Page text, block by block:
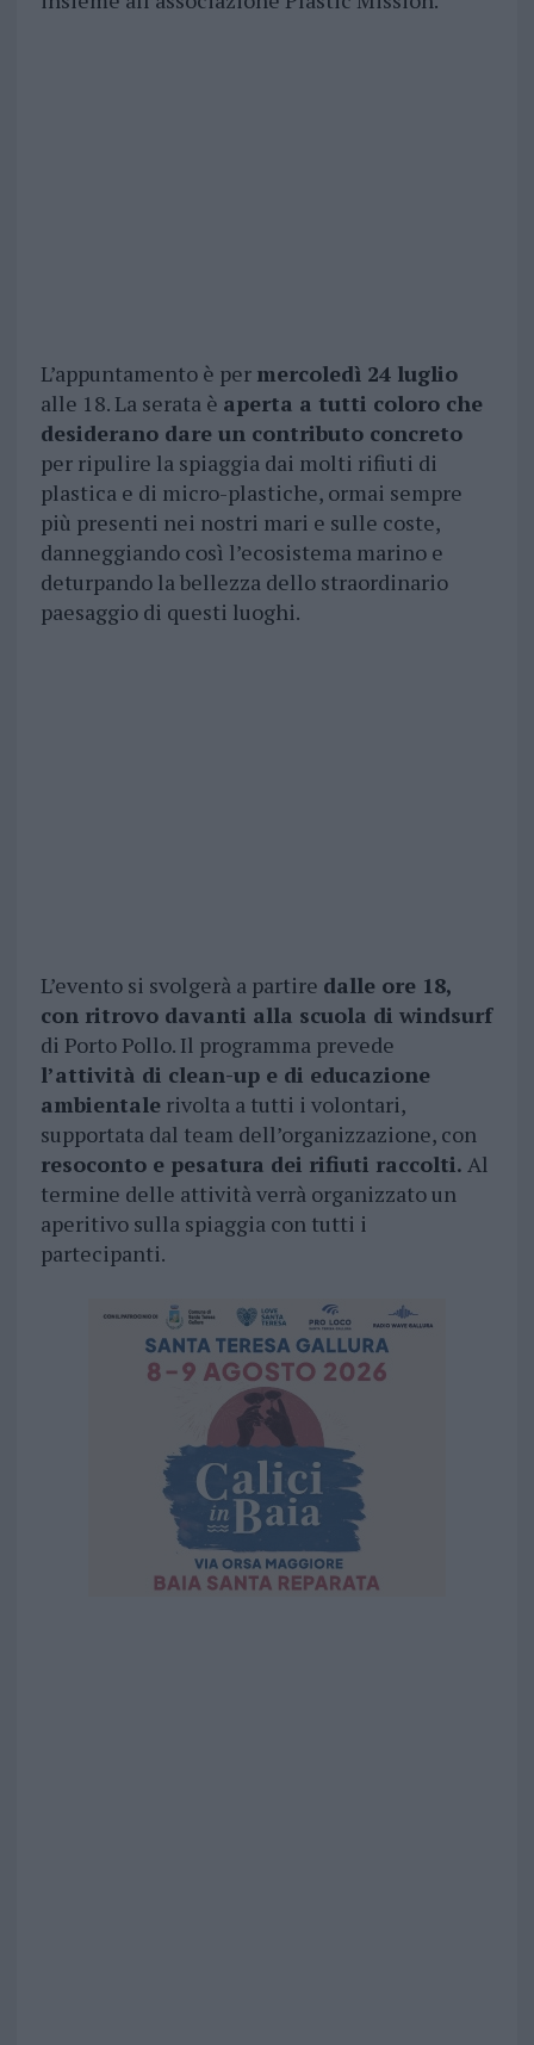
L’appuntamento è per mercoledì 24 luglio
alle 18. La serata è aperta a tutti coloro che
desiderano dare un contributo concreto
per ripulire la spiaggia dai molti rifiuti di
plastica e di micro-plastiche, ormai sempre
più presenti nei nostri mari e sulle coste,
danneggiando così l’ecosistema marino e
deturpando la bellezza dello straordinario
paesaggio di questi luoghi.
L’evento si svolgerà a partire dalle ore 18,
con ritrovo davanti alla scuola di windsurf
di Porto Pollo. Il programma prevede
l’attività di clean-up e di educazione
ambientalerivolta a tutti i volontari,
supportata dal team dell’organizzazione, con
resoconto e pesatura dei rifiuti raccolti. Al
termine delle attività verrà organizzato un
aperitivo sulla spiaggia con tutti i
partecipanti.